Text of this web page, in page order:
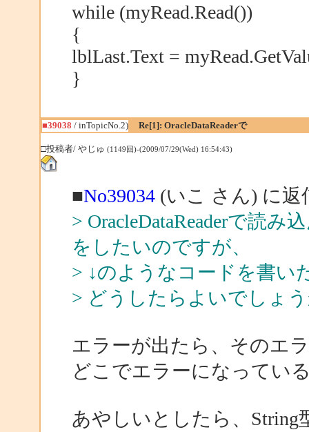
while (myRead.Read())
{
lblLast.Text =
}
■39038 / inTopicNo.2) Re[1]: OracleDataReaderで
□投稿者/ やじゅ (1149回)-(2009/07/29(Wed) 16:54:43)
■No39034(いこ さん) に返
> OracleDataReaderで読
をしたいのですが、
> ↓のようなコードを書い
> どうしたらよいでしょ
エラーが出たら、そのエ
どこでエラーになってい
あやしいとしたら、